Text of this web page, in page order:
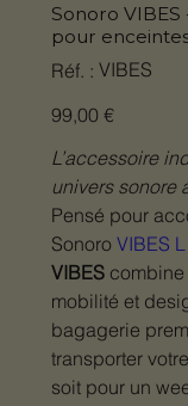
Sonoro
pour
Réf. : SKU
VIBES
VIBES
Prix
99,00 €
L’accessoire
univers sonore
Pensé pour
Sonoro VIBES L
VIBEScombine
mobilité et
bagagerie
transporter
soit pour un